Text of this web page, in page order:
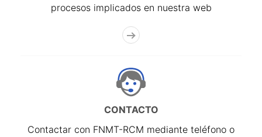
procesos implicados en nuestra web
CONTACTO
Contactar con FNMT-RCM mediante teléfono o